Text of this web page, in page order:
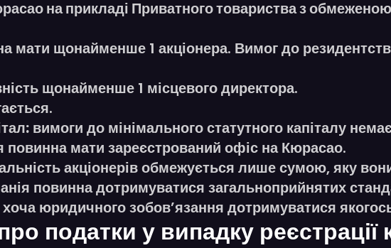
на прикладі Приватного товариства з
мати щонайменше 1 акціонера. Вимог до
щонайменше 1 місцевого директора.
вимоги до мінімального статутного капіталу
повинна мати зареєстрований офіс на Кюрасао.
акціонерів обмежується лише сумою, яку
повинна дотримуватися загальноприйнятих
хоча юридичного зобов’язання дотримуватися
податки у випадку реєстрації